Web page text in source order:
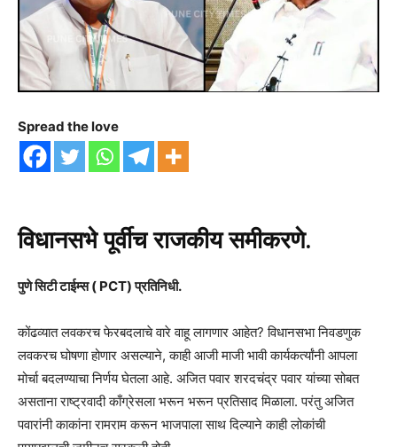
Spread the love
विधानसभे पूर्वीच राजकीय समीकरणे.
पुणे सिटी टाईम्स ( PCT) प्रतिनिधी.
कोंढव्यात लवकरच फेरबदलाचे वारे वाहू लागणार आहेत? विधानसभा निवडणुक
लवकरच घोषणा होणार असल्याने, काही आजी माजी भावी कार्यकर्त्यांनी आपला
मोर्चा बदलण्याचा निर्णय घेतला आहे. अजित पवार शरदचंद्र पवार यांच्या सोबत
असताना राष्ट्रवादी काँग्रेसला भरून भरून प्रतिसाद मिळाला. परंतु अजित
पवारांनी काकांना रामराम करून भाजपाला साथ दिल्याने काही लोकांची